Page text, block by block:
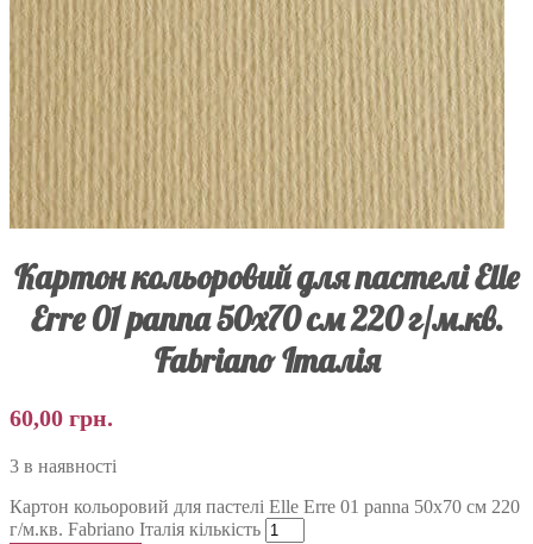
Картон кольоровий для пастелі Elle
Erre 01 panna 50х70 см 220 г/м.кв.
Fabriano Італія
60,00 грн.
3 в наявності
Картон кольоровий для пастелі Elle Erre 01 panna 50х70 см 220
г/м.кв. Fabriano Італія кількість